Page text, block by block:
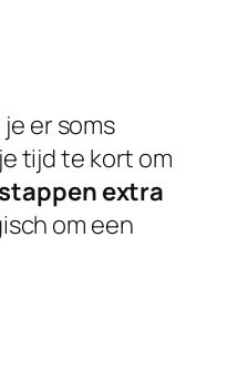
er soms
tijd te kort om
extra
om een